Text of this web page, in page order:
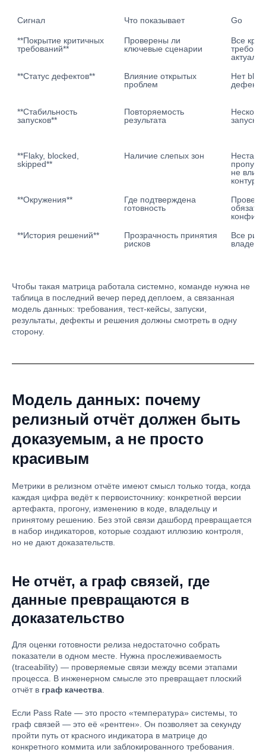
Сигнал Что показывает Go
**Покрытие критичных
требований**
Проверены ли
ключевые сценарии
Все
**Статус дефектов**
Влияние открытых
проблем
Нет
**Стабильность
запусков**
Повторяемость
результата
**Flaky, blocked,
skipped**
Наличие слепых зон
не
контур
**Окружения**
Где подтверждена
готовность
**История решений**
Прозрачность принятия
рисков
Все
Чтобы такая матрица работала системно, команде нужна не
таблица в последний вечер перед деплоем, а связанная
модель данных: требования, тест-кейсы, запуски,
результаты, дефекты и решения должны смотреть в одну
сторону.
Модель данных: почему
релизный отчёт должен быть
доказуемым, а не просто
красивым
Метрики в релизном отчёте имеют смысл только тогда, когда
каждая цифра ведёт к первоисточнику: конкретной версии
артефакта, прогону, изменению в коде, владельцу и
принятому решению. Без этой связи дашборд превращается
в набор индикаторов, которые создают иллюзию контроля,
но не дают доказательств.
Не отчёт, а граф связей, где
данные превращаются в
доказательство
Для оценки готовности релиза недостаточно собрать
показатели в одном месте. Нужна прослеживаемость
(traceability) — проверяемые связи между всеми этапами
процесса. В инженерном смысле это превращает плоский
отчёт в граф качества
Если Pass Rate — это просто «температура» системы, то
граф связей — это её «рентген». Он позволяет за секунду
пройти путь от красного индикатора в матрице до
конкретного коммита или заблокированного требования.